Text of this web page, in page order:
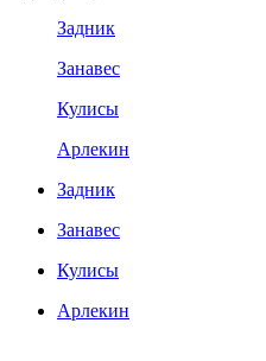
Задник
Занавес
Кулисы
Арлекин
Задник
Занавес
Кулисы
Арлекин